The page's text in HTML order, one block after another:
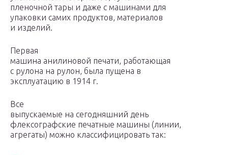
пленочной тары и даже с машинами для
упаковки самих продуктов, материалов
и изделий.
Первая
машина анилиновой печати, работающая
с рулона на рулон, была пущена в
эксплуатацию в 1914 г.
Все
выпускаемые на сегодняшний день
флексографские печатные машины (линии,
агрегаты) можно классифицировать так: